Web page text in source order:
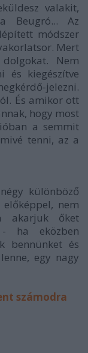
valakit,
Beugró... Az
módszer
Mert
Nem
és kiegészítve
jelezni.
És amikor ott
hogy most
a semmit
tenni, az a
különböző
nem
akarjuk őket
- ha eközben
bennünket és
egy nagy
számodra